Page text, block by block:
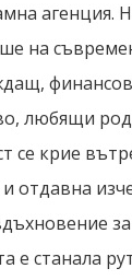
агенция.
на
любящи
се крие
отдавна
е станала